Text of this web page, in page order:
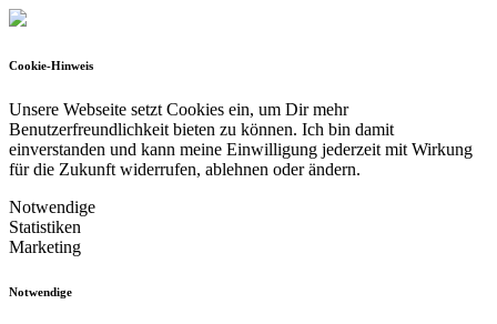
Cookie-Hinweis
Unsere Webseite setzt Cookies ein, um Dir mehr
Benutzerfreundlichkeit bieten zu können. Ich bin damit
einverstanden und kann meine Einwilligung jederzeit mit Wirkung
für die Zukunft widerrufen, ablehnen oder ändern.
Notwendige
Statistiken
Marketing
Notwendige